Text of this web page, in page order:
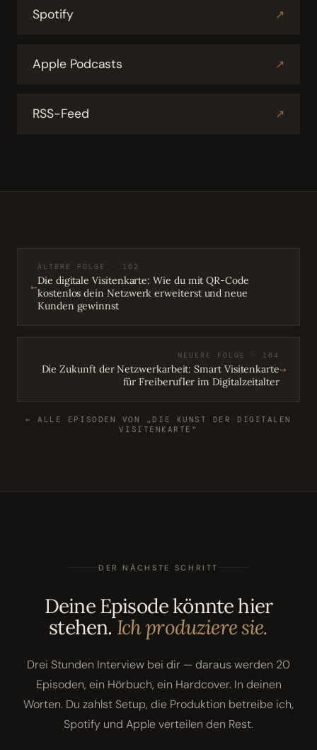
Spotify ↗
Apple Podcasts ↗
RSS-Feed ↗
←
ÄLTERE FOLGE · 162
Die digitale Visitenkarte: Wie du mit QR-Code
kostenlos dein Netzwerk erweiterst und neue
Kunden gewinnst
NEUERE FOLGE · 164
Die Zukunft der Netzwerkarbeit: Smart Visitenkarte
für Freiberufler im Digitalzeitalter
→
← ALLE EPISODEN VON „DIE KUNST DER DIGITALEN
VISITENKARTE"
DER NÄCHSTE SCHRITT
Deine Episode könnte hier
stehen.Ich produziere sie.
Drei Stunden Interview bei dir — daraus werden 20
Episoden, ein Hörbuch, ein Hardcover. In deinen
Worten. Du zahlst Setup, die Produktion betreibe ich,
Spotify und Apple verteilen den Rest.